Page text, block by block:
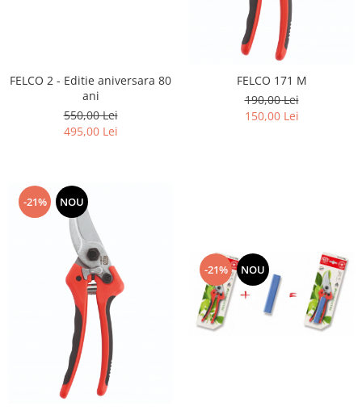
FELCO 2 - Editie aniversara 80
ani
550,00 Lei
495,00 Lei
FELCO 171 M
190,00 Lei
150,00 Lei
-21% NOU
-21% NOU